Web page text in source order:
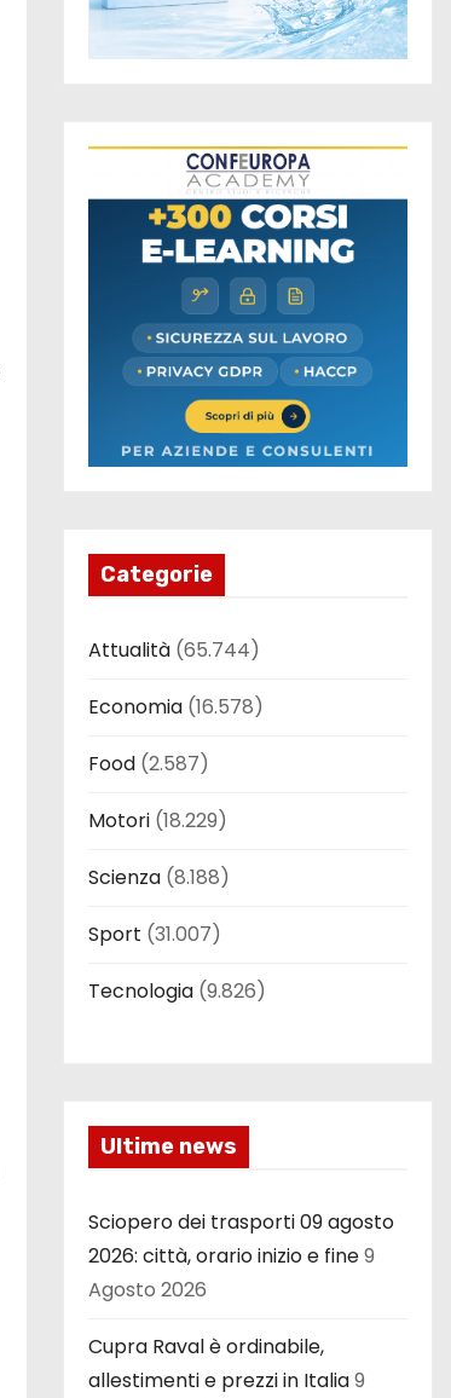
Categorie
Attualità (65.744)
Economia (16.578)
Food (2.587)
Motori (18.229)
Scienza (8.188)
Sport (31.007)
Tecnologia (9.826)
Ultime news
Sciopero dei trasporti 09 agosto
2026: città, orario inizio e fine9
Agosto 2026
Cupra Raval è ordinabile,
allestimenti e prezzi in Italia9